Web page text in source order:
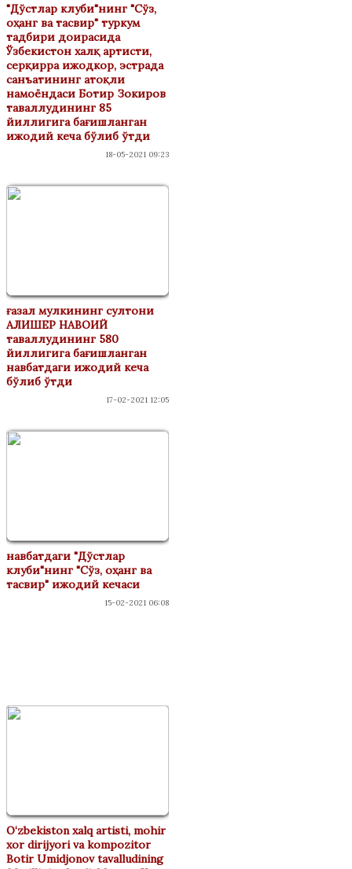
"Дўстлар клуби"нинг "Сўз,
оҳанг ва тасвир" туркум
тадбири доирасида
Ўзбекистон халқ артисти,
серқирра ижодкор, эстрада
санъатининг атоқли
намоёндаси Ботир Зокиров
таваллудининг 85
йиллигига бағишланган
ижодий кеча бўлиб ўтди
18-05-2021 09:23
ғазал мулкининг султони
АЛИШЕР НАВОИЙ
таваллудининг 580
йиллигига бағишланган
навбатдаги ижодий кеча
бўлиб ўтди
17-02-2021 12:05
навбатдаги "Дўстлар
клуби"нинг "Сўз, оҳанг ва
тасвир" ижодий кечаси
15-02-2021 06:08
O‘zbekiston xalq artisti, mohir
xor dirijyori va kompozitor
Botir Umidjonov tavalludining